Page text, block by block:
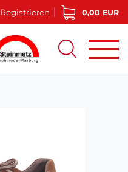
Registrieren 0,00 EUR